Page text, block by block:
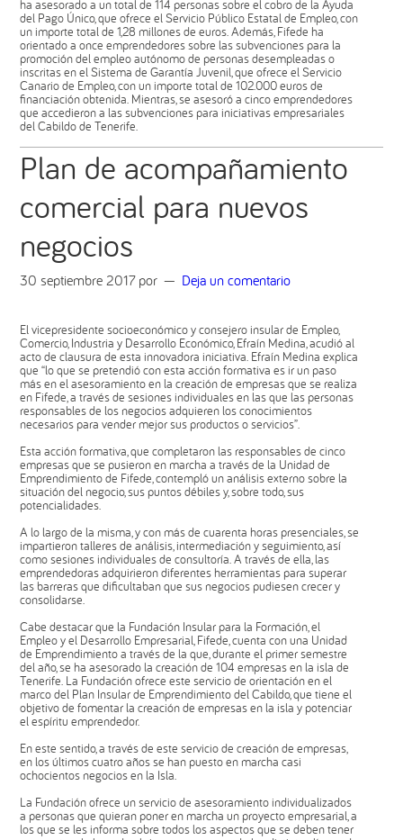
ha asesorado a un total de 114 personas sobre el cobro de la Ayuda
del Pago Único, que ofrece el Servicio Público Estatal de Empleo, con
un importe total de 1,28 millones de euros. Además, Fifede ha
orientado a once emprendedores sobre las subvenciones para la
promoción del empleo autónomo de personas desempleadas o
inscritas en el Sistema de Garantía Juvenil, que ofrece el Servicio
Canario de Empleo, con un importe total de 102.000 euros de
financiación obtenida. Mientras, se asesoró a cinco emprendedores
que accedieron a las subvenciones para iniciativas empresariales
del Cabildo de Tenerife.
Plan de acompañamiento
comercial para nuevos
negocios
30 septiembre 2017por Deja un comentario
El vicepresidente socioeconómico y consejero insular de Empleo,
Comercio, Industria y Desarrollo Económico, Efraín Medina, acudió al
acto de clausura de esta innovadora iniciativa. Efraín Medina explica
que “lo que se pretendió con esta acción formativa es ir un paso
más en el asesoramiento en la creación de empresas que se realiza
en Fifede, a través de sesiones individuales en las que las personas
responsables de los negocios adquieren los conocimientos
necesarios para vender mejor sus productos o servicios”.
Esta acción formativa, que completaron las responsables de cinco
empresas que se pusieron en marcha a través de la Unidad de
Emprendimiento de Fifede, contempló un análisis externo sobre la
situación del negocio, sus puntos débiles y, sobre todo, sus
potencialidades.
A lo largo de la misma, y con más de cuarenta horas presenciales, se
impartieron talleres de análisis, intermediación y seguimiento, así
como sesiones individuales de consultoría. A través de ella, las
emprendedoras adquirieron diferentes herramientas para superar
las barreras que dificultaban que sus negocios pudiesen crecer y
consolidarse.
Cabe destacar que la Fundación Insular para la Formación, el
Empleo y el Desarrollo Empresarial, Fifede, cuenta con una Unidad
de Emprendimiento a través de la que, durante el primer semestre
del año, se ha asesorado la creación de 104 empresas en la isla de
Tenerife. La Fundación ofrece este servicio de orientación en el
marco del Plan Insular de Emprendimiento del Cabildo, que tiene el
objetivo de fomentar la creación de empresas en la isla y potenciar
el espíritu emprendedor.
En este sentido, a través de este servicio de creación de empresas,
en los últimos cuatro años se han puesto en marcha casi
ochocientos negocios en la Isla.
La Fundación ofrece un servicio de asesoramiento individualizados
a personas que quieran poner en marcha un proyecto empresarial, a
los que se les informa sobre todos los aspectos que se deben tener